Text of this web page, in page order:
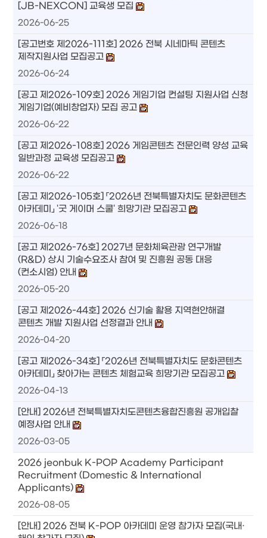
[JB-NEXCON] 교육생 모집
2026-06-25
[공고번호 제2026-111호] 2026 전북 시네마틱 콘텐츠
제작지원사업 모집공고
2026-06-24
[공고 제2026-109호] 2026 게임기업 컨설팅 지원사업 신청
게임기업(예비창업자) 모집 공고
2026-06-22
[공고 제2026-108호] 2026 게임콘텐츠 전문인력 양성 교육
일반과정 교육생 모집공고
2026-06-22
[공고 제2026-105호] 「2026년 전북특별자치도 문화콘텐츠
아카데미」 '굿 게이머 스쿨' 희망기관 모집공고
2026-06-18
[공고 제2026-76호] 2027년 문화체육관광 연구개발
(R&D) 상시 기술수요조사 참여 및 진흥원 공동 대응
(컨소시엄) 안내
2026-05-20
[공고 제2026-44호] 2026 신기술 활용 지역현안해결
콘텐츠 개발 지원사업 선정결과 안내
2026-04-20
[공고 제2026-34호] 「2026년 전북특별자치도 문화콘텐츠
아카데미」 찾아가는 콘텐츠 체험교육 희망기관 모집공고
2026-04-13
[안내] 2026년 전북특별자치도콘텐츠융합진흥원 공개입찰
예정사업 안내
2026-03-05
2026 jeonbuk K-POP Academy Participant
Recruitment (Domestic & International
Applicants)
2026-08-05
[안내] 2026 전북 K-POP 아카데미 운영 참가자 모집(국내·